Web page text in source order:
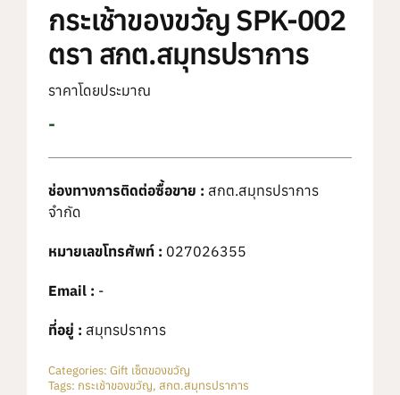
กระเช้าของขวัญ SPK-002
ตรา สกต.สมุทรปราการ
ราคาโดยประมาณ
-
ช่องทางการติดต่อซื้อขาย : สกต.สมุทรปราการ
จำกัด
หมายเลขโทรศัพท์ : 027026355
Email : -
ที่อยู่ : สมุทรปราการ
Categories: Gift เซ็ตของขวัญ
Tags: กระเช้าของขวัญ, สกต.สมุทรปราการ